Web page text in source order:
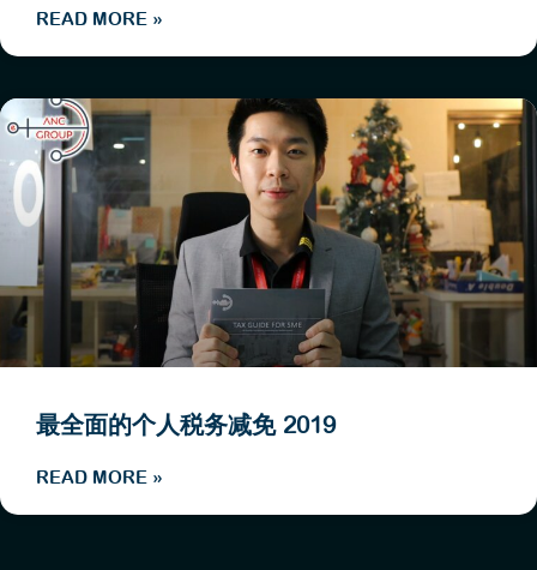
READ MORE »
最全面的个人税务减免 2019
READ MORE »